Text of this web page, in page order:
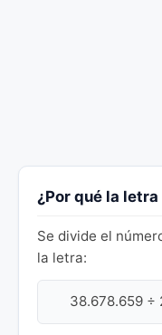
¿Por qué la letra
Se divide el
la letra:
38.678.659 ÷